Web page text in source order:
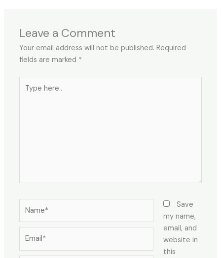
Leave a Comment
Your email address will not be published. Required
fields are marked *
here..
Save
my name,
email, and
website in
this